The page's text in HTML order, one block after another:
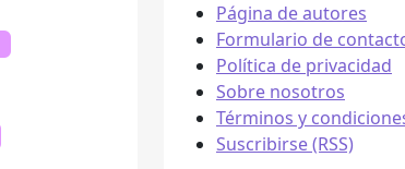
Página de autores
Formulario de
Política de privacidad
Sobre nosotros
Términos y
Suscribirse (RSS)